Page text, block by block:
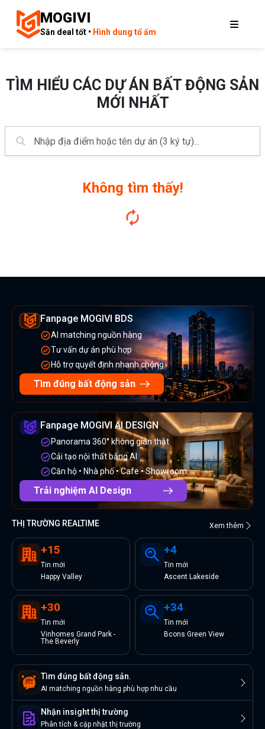
MOGIVI
Săn deal tốt • Hình dung tổ ấm
TÌM HIỂU CÁC DỰ ÁN BẤT ĐỘNG SẢN
MỚI NHẤT
Không tìm thấy!
Fanpage MOGIVI BDS
AI matching nguồn hàng
Tư vấn dự án phù hợp
Hỗ trợ quyết định nhanh chóng
Tìm đúng bất động sản
Fanpage MOGIVI AI DESIGN
Panorama 360° không gian thật
Cải tạo nội thất bằng AI
Căn hộ • Nhà phố • Cafe • Showroom
Trải nghiệm AI Design
THỊ TRƯỜNG REALTIME Xem thêm
+15
Tin mới
Happy Valley
+4
Tin mới
Ascent Lakeside
+30
Tin mới
Vinhomes Grand Park -
The Beverly
+34
Tin mới
Bcons Green View
Tìm đúng bất động sản.
AI matching nguồn hàng phù hợp nhu cầu
Nhận insight thị trường
Phân tích & cập nhật thị trường